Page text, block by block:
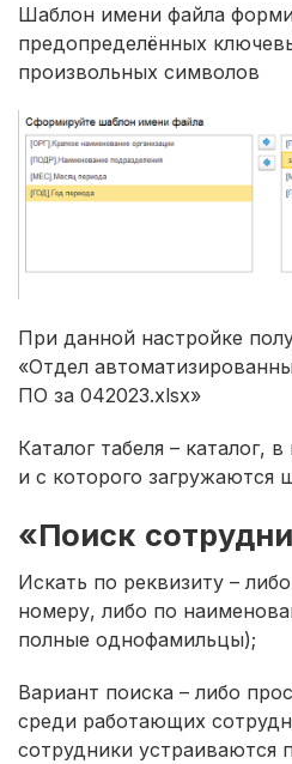
Шаблон имени файла
предопределённых
произвольных символов
При данной настройке
«Отдел
ПО за 042023.xlsx»
Каталог табеля – каталог,
и с которого загружаются
«Поиск
Искать по реквизиту –
номеру, либо по
полные однофамильцы);
Вариант поиска – либо
среди работающих
сотрудники устраиваются